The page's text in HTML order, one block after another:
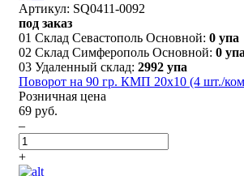
Артикул: SQ0411-0092
под заказ
01 Склад Севастополь Основной: 0 упа
02 Склад Симферополь Основной: 0 упа
03 Удаленный склад: 2992 упа
Поворот на 90 гр. КМП 20x10 (4 шт./
Розничная цена
69 руб.
–
+